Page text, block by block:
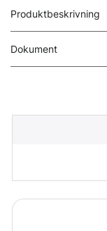
Produktbeskrivning
Dokument